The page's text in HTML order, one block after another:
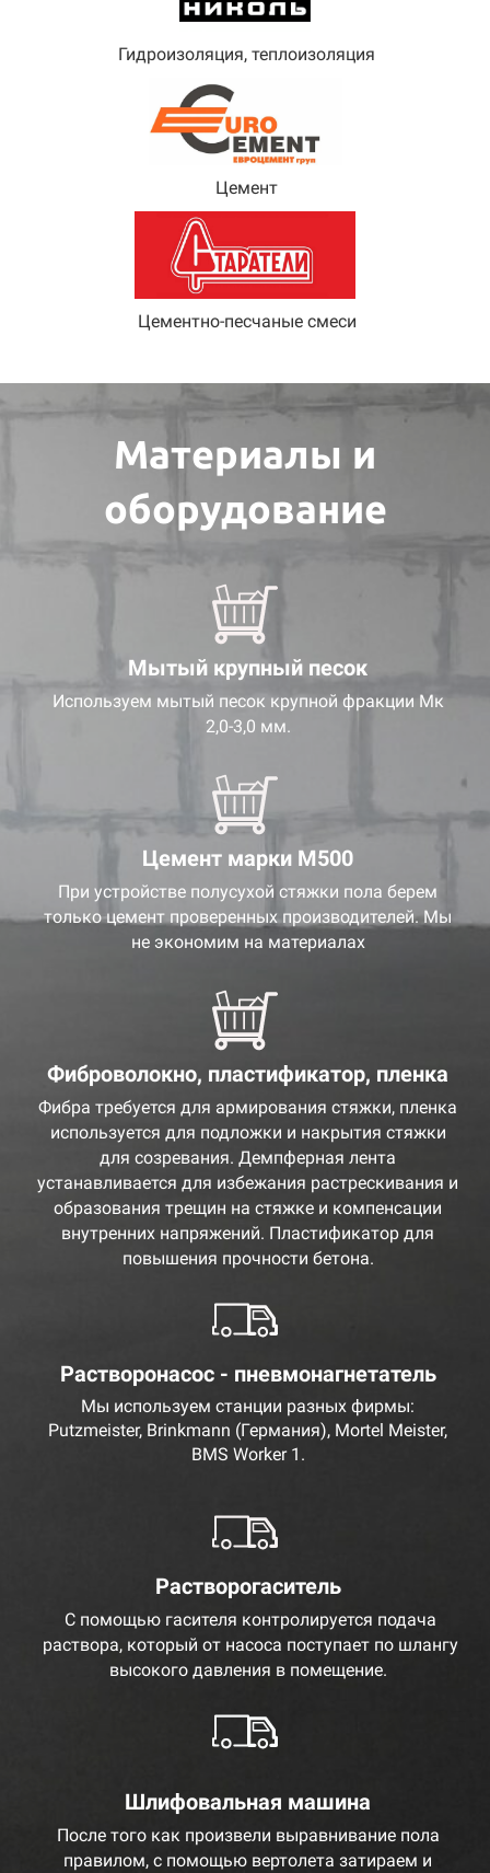
Гидроизоляция, теплоизоляция
Цемент
Цементно-песчаные смеси
Материалы и
оборудование
Мытый крупный песок
Используем мытый песок крупной фракции Мк
2,0-3,0 мм.
Цемент марки М500
При устройстве полусухой стяжки пола берем
только цемент проверенных производителей. Мы
не экономим на материалах
Фиброволокно, пластификатор, пленка
Фибра требуется для армирования стяжки, пленка
используется для подложки и накрытия стяжки
для созревания. Демпферная лента
устанавливается для избежания растрескивания и
образования трещин на стяжке и компенсации
внутренних напряжений. Пластификатор для
повышения прочности бетона.
Растворонасос - пневмонагнетатель
Мы используем станции разных фирмы:
Putzmeister, Brinkmann (Германия), Mortel Meister,
BMS Worker 1.
Растворогаситель
С помощью гасителя контролируется подача
раствора, который от насоса поступает по шлангу
высокого давления в помещение.
Шлифовальная машина
После того как произвели выравнивание пола
правилом, с помощью вертолета затираем и